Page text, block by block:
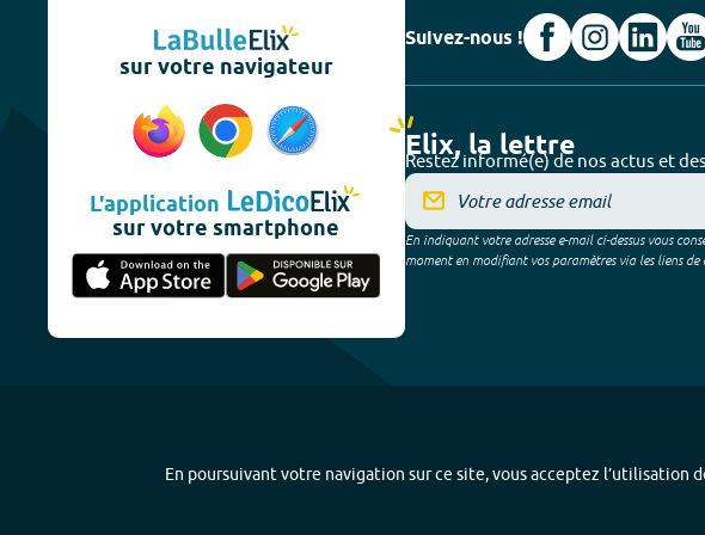
sur votre navigateur
L'application
sur votre smartphone
Suivez-nous !
Elix, la lettre
Restez informé(e) de nos actus et
En indiquant votre adresse e-mail ci-dessus vous
moment en modifiant vos paramètres via les liens de
En poursuivant votre navigation sur ce site, vous acceptez l’utilisation